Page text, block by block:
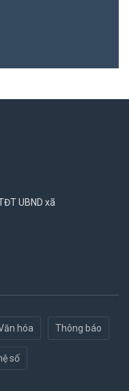
UBND xã
hóa Thông báo
số